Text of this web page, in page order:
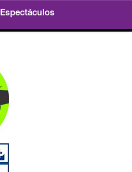
Espectáculos